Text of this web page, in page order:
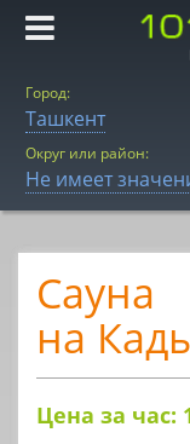
Город:
Ташкент
Округ или район:
Не имеет
Сауна
на
Цена за час: